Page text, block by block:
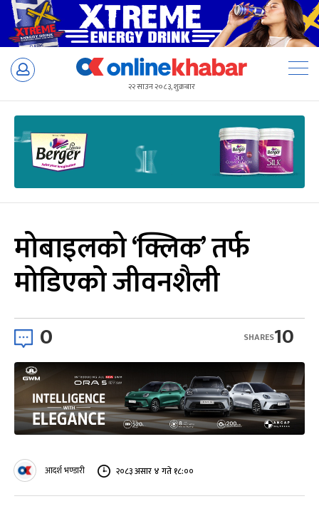
Skip
२२ साउन २०८३, शुक्रबार
मोबाइलको ‘क्लिक’ तर्फ
मोडिएको जीवनशैली
0 10
SHARES
आदर्श भण्डारी २०८३ असार ४ गते १८:००